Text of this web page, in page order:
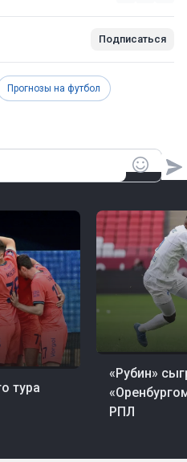
Подписаться
Прогнозы на футбол
тура
«Рубин»
РПЛ